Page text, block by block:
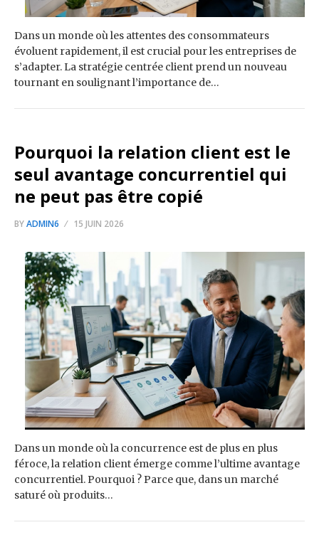
Dans un monde où les attentes des consommateurs
évoluent rapidement, il est crucial pour les entreprises de
s’adapter. La stratégie centrée client prend un nouveau
tournant en soulignant l’importance de…
Pourquoi la relation client est le
seul avantage concurrentiel qui
ne peut pas être copié
BYADMIN6 15 JUIN 2026
Dans un monde où la concurrence est de plus en plus
féroce, la relation client émerge comme l’ultime avantage
concurrentiel. Pourquoi ? Parce que, dans un marché
saturé où produits…